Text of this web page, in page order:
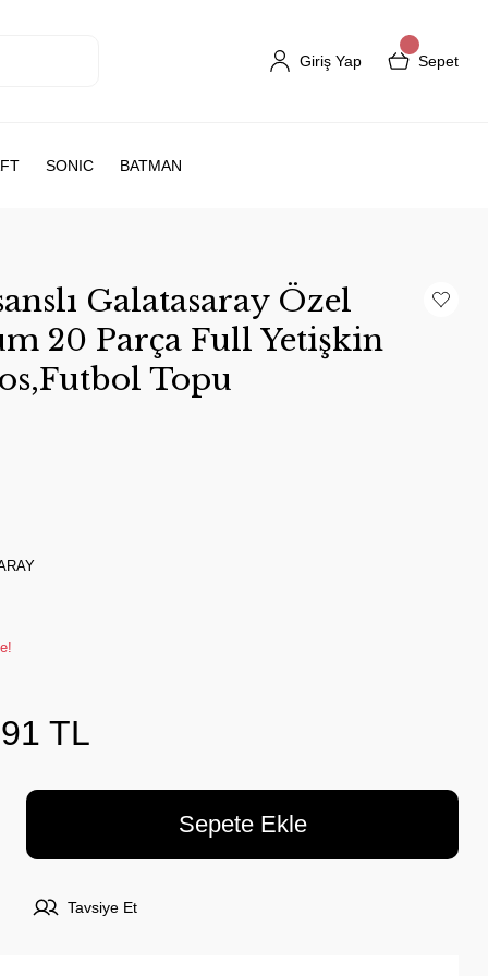
Giriş Yap Sepet
SONIC BATMAN
Galatasaray Özel
20 Parça Full Yetişkin
Topu
TL
Sepete Ekle
Tavsiye Et